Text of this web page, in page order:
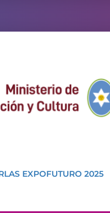
EXPOFUTURO 2025